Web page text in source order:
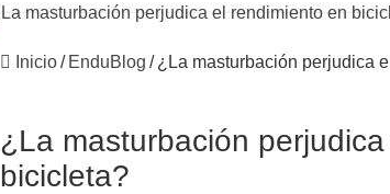
Inicio / EnduBlog / ¿La masturbación perjudica
¿La masturbación
bicicleta?